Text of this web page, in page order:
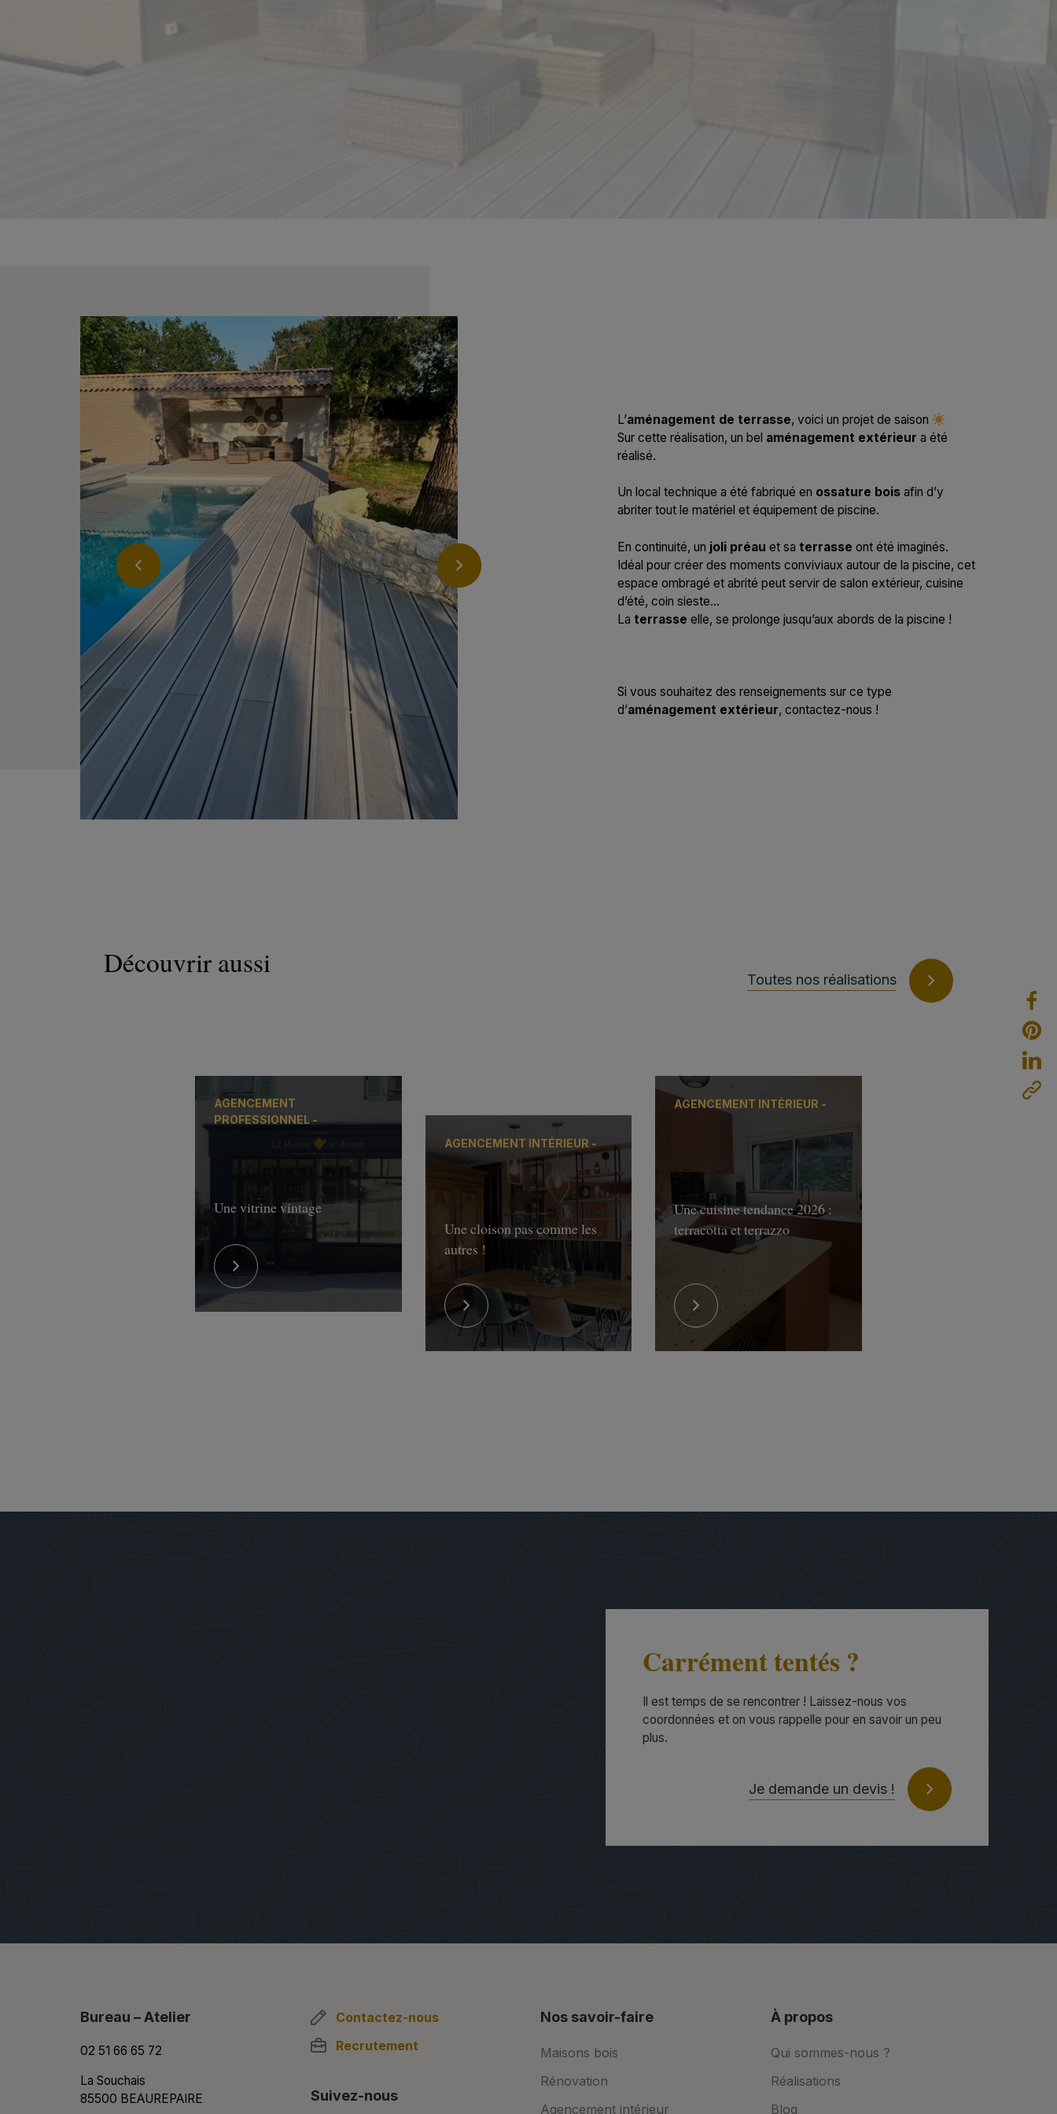
L’aménagement de terrasse, voici un projet de saison
Sur cette réalisation, un bel aménagement extérieur a été
réalisé.
Un local technique a été fabriqué en ossature boisafin d’y
abriter tout le matériel et équipement de piscine.
En continuité, un joli préau et sa terrasse ont été imaginés.
Idéal pour créer des moments conviviaux autour de la piscine, cet
espace ombragé et abrité peut servir de salon extérieur, cuisine
d’été, coin sieste…
La terrasse elle, se prolonge jusqu’aux abords de la piscine !
Si vous souhaitez des renseignements sur ce type
d’aménagement extérieur, contactez-nous !
Découvrir aussi
Toutes nos réalisations
AGENCEMENT
PROFESSIONNEL -
Une vitrine vintage
AGENCEMENT INTÉRIEUR -
Une cloison pas comme les
autres !
AGENCEMENT INTÉRIEUR -
Une cuisine tendance 2026 :
terracotta et terrazzo
Carrément tentés ?
Il est temps de se rencontrer ! Laissez-nous vos
coordonnées et on vous rappelle pour en savoir un peu
plus.
Je demande un devis !
Bureau – Atelier
02 51 66 65 72
La Souchais
85500 BEAUREPAIRE
Contactez-nous
Recrutement
Suivez-nous
Nos savoir-faire
Maisons bois
Rénovation
Agencement intérieur
À propos
Qui sommes-nous ?
Réalisations
Blog